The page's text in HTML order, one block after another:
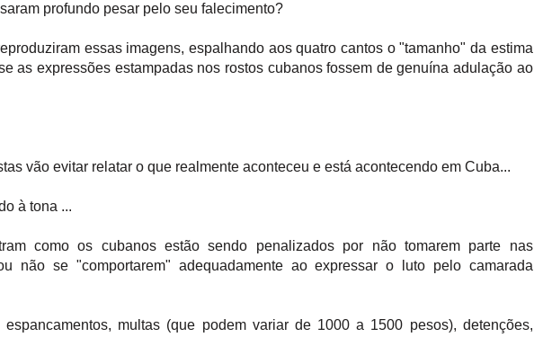
profundo pesar pelo seu falecimento?
essas imagens, espalhando aos quatro cantos o "tamanho" da estima
as expressões estampadas nos rostos cubanos fossem de genuína adulação ao
vão evitar relatar o que realmente aconteceu e está acontecendo em Cuba...
à tona ...
como os cubanos estão sendo penalizados por não tomarem parte nas
não se "comportarem" adequadamente ao expressar o luto pelo camarada
multas (que podem variar de 1000 a 1500 pesos), detenções,